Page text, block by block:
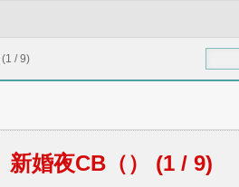
(1 / 9)
新婚夜CB（） (1 / 9)